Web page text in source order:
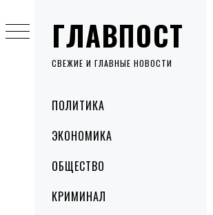
ГЛАВПОСТ
СВЕЖИЕ И ГЛАВНЫЕ НОВОСТИ
MenuПОЛИТИКА
ЭКОНОМИКА
ОБЩЕСТВО
КРИМИНАЛ
to
content